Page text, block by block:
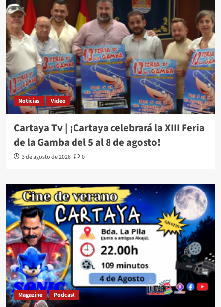
Noticias Video
Cartaya Tv | ¡Cartaya celebrará la XIII Feria
de la Gamba del 5 al 8 de agosto!
3 de agosto de 2026 0
Magazine Podcast